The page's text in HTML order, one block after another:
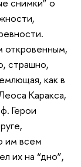
снимки” о
откровенным,
страшно,
как в
Каракса,
Герои
им всем
их на “дно”,